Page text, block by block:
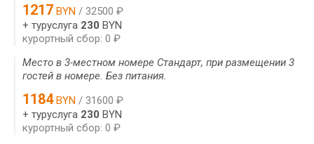
1217 BYN / 32500 ₽
+ туруслуга 230 BYN
курортный сбор: 0 ₽
Место в 3-местном номере Стандарт, при размещении 3
гостей в номере. Без питания.
1184BYN / 31600 ₽
+ туруслуга 230 BYN
курортный сбор: 0 ₽